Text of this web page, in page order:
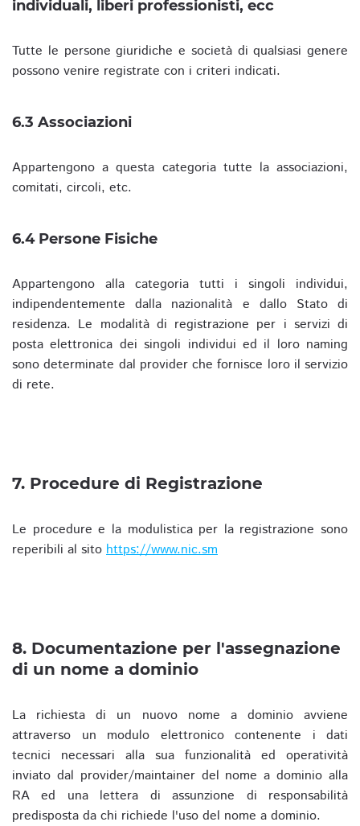
individuali, liberi professionisti, ecc
Tutte le persone giuridiche e società di qualsiasi genere
possono venire registrate con i criteri indicati.
6.3 Associazioni
Appartengono a questa categoria tutte la associazioni,
comitati, circoli, etc.
6.4 Persone Fisiche
Appartengono alla categoria tutti i singoli individui,
indipendentemente dalla nazionalità e dallo Stato di
residenza. Le modalità di registrazione per i servizi di
posta elettronica dei singoli individui ed il loro naming
sono determinate dal provider che fornisce loro il servizio
di rete.
7. Procedure di Registrazione
Le procedure e la modulistica per la registrazione sono
reperibili al sito https://www.nic.sm
8. Documentazione per l'assegnazione
di un nome a dominio
La richiesta di un nuovo nome a dominio avviene
attraverso un modulo elettronico contenente i dati
tecnici necessari alla sua funzionalità ed operatività
inviato dal provider/maintainer del nome a dominio alla
RA ed una lettera di assunzione di responsabilità
predisposta da chi richiede l'uso del nome a dominio.